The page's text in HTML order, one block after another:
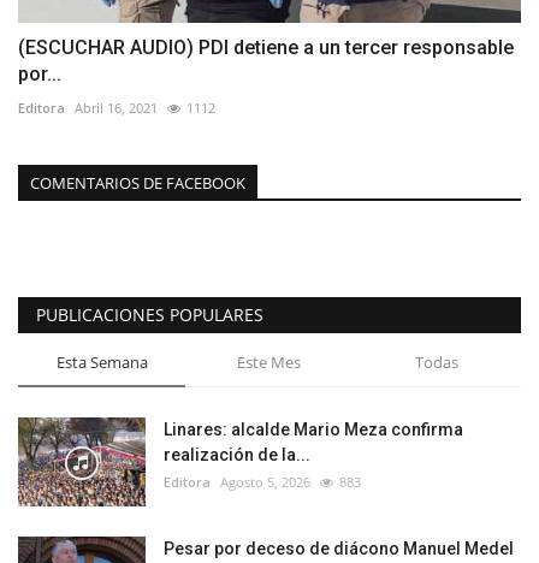
(ESCUCHAR AUDIO) PDI detiene a un tercer responsable
por...
Editora Abril 16, 2021 1112
COMENTARIOS DE FACEBOOK
PUBLICACIONES POPULARES
Esta Semana Este Mes Todas
Linares: alcalde Mario Meza confirma
realización de la...
Editora Agosto 5, 2026 883
Pesar por deceso de diácono Manuel Medel